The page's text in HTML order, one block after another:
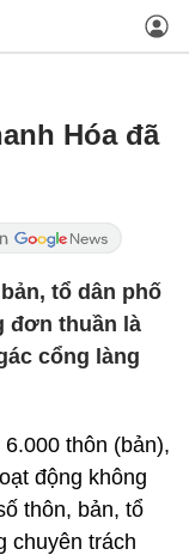
Hóa đã
tổ dân phố
đơn thuần là
cổng làng
thôn (bản),
động không
thôn, bản, tổ
chuyên trách